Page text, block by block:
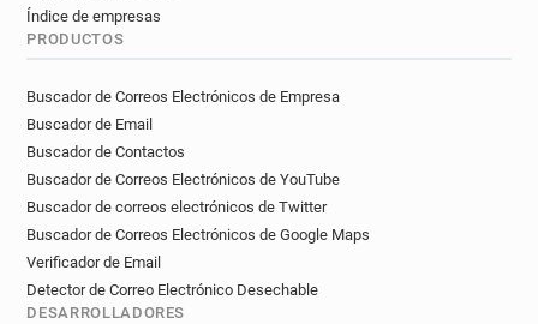
Índice de empresas
PRODUCTOS
Buscador de Correos Electrónicos de Empresa
Buscador de Email
Buscador de Contactos
Buscador de Correos Electrónicos de YouTube
Buscador de correos electrónicos de Twitter
Buscador de Correos Electrónicos de Google Maps
Verificador de Email
Detector de Correo Electrónico Desechable
DESARROLLADORES